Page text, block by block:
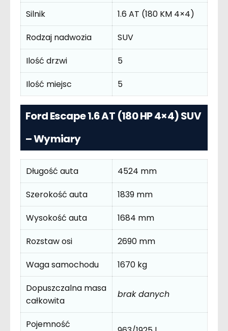
Silnik
1.6 AT (180 KM 4×4)
Rodzaj nadwozia
SUV
Ilość drzwi
5
Ilość miejsc
5
Ford Escape 1.6 AT (180 HP 4×4) SUV
– Wymiary
Długość auta
4524 mm
Szerokość auta
1839 mm
Wysokość auta
1684 mm
Rozstaw osi
2690 mm
Waga samochodu
1670 kg
Dopuszczalna masa
całkowita
brak danych
Pojemność